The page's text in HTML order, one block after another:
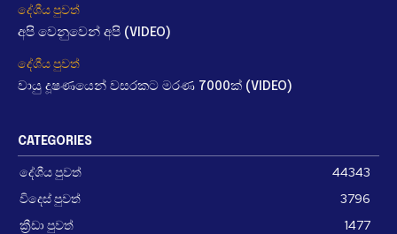
දේශීය පුවත්
අපි වෙනුවෙන් අපි (VIDEO)
දේශීය පුවත්
වායු දූෂණයෙන් වසරකට මරණ 7000ක් (VIDEO)
CATEGORIES
දේශීය පුවත්
44343
විදෙස් පුවත්
3796
ක්‍රීඩා පුවත්
1477